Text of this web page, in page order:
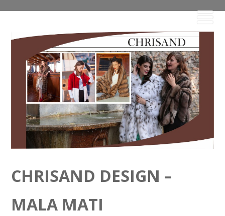
CHRISAND DESIGN –
MALA MATI